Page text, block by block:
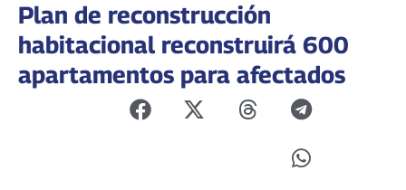
Plan de reconstrucción
habitacional reconstruirá 600
apartamentos para afectados